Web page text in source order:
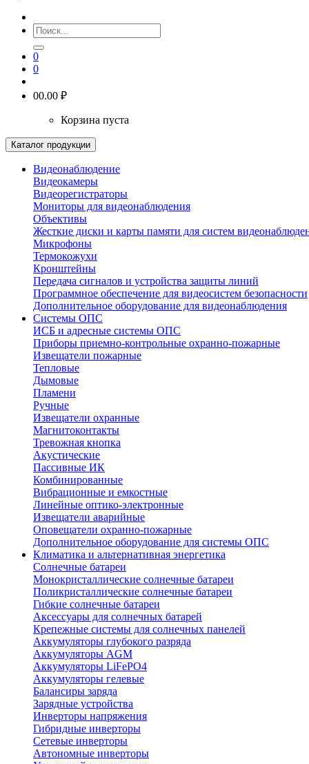
0
0
00.00 ₽
Корзина пуста
Каталог продукции
Видеонаблюдение
Видеокамеры
Видеорегистраторы
Мониторы для видеонаблюдения
Объективы
Жесткие диски и карты памяти для систем
Микрофоны
Термокожухи
Кронштейны
Передача сигналов и устройства защиты линий
Программное обеспечение для видеосистем безопасности
Дополнительное оборудование для видеонаблюдения
Системы ОПС
ИСБ и адресные системы ОПС
Приборы приемно-контрольные охранно-пожарные
Извещатели пожарные
Тепловые
Дымовые
Пламени
Ручные
Извещатели охранные
Магнитоконтакты
Тревожная кнопка
Акустические
Пассивные ИК
Комбинированные
Вибрационные и емкостные
Линейные оптико-электронные
Извещатели аварийные
Оповещатели охранно-пожарные
Дополнительное оборудование для системы ОПС
Климатика и альтернативная энергетика
Солнечные батареи
Монокристаллические солнечные батареи
Поликристаллические солнечные батареи
Гибкие солнечные батареи
Аксессуары для солнечных батарей
Крепежные системы для солнечных панелей
Аккумуляторы глубокого разряда
Аккумуляторы AGM
Аккумуляторы LiFePO4
Аккумуляторы гелевые
Балансиры заряда
Зарядные устройства
Инверторы напряжения
Гибридные инверторы
Сетевые инверторы
Автономные инверторы